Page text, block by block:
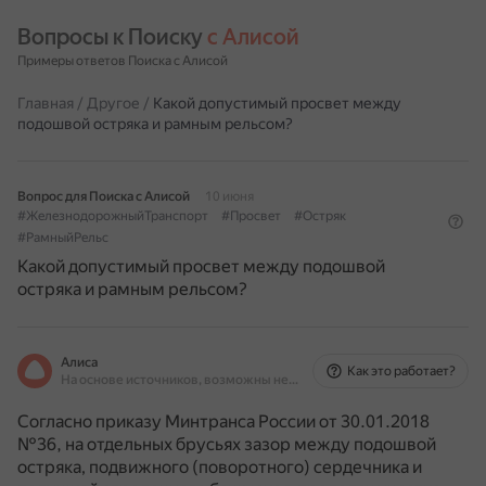
Вопросы к Поиску с Алисой
Примеры ответов Поиска с Алисой
Главная / Другое / Какой допустимый просвет между
подошвой остряка и рамным рельсом?
Вопрос для Поиска с Алисой
10 июня
#ЖелезнодорожныйТранспорт
#Просвет
#Остряк
#РамныйРельс
Какой допустимый просвет между подошвой
остряка и рамным рельсом?
Алиса
На основе источников, возможны неточности
Как это работает?
Согласно приказу Минтранса России от 30.01.2018
№36, на отдельных брусьях зазор между подошвой
остряка, подвижного (поворотного) сердечника и